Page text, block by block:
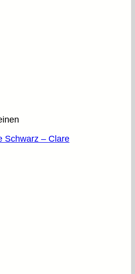
Schwarz – Clare